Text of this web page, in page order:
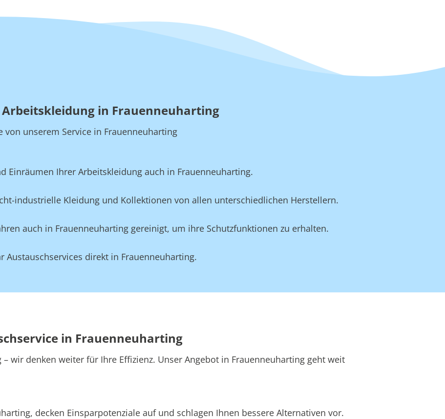
in Frauenneuharting
unserem Service in Frauenneuharting
Einräumen Ihrer Arbeitskleidung auch in Frauenneuharting.
industrielle Kleidung und Kollektionen von allen unterschiedlichen Herstellern.
auch in Frauenneuharting gereinigt, um ihre Schutzfunktionen zu erhalten.
direkt in Frauenneuharting.
in Frauenneuharting
wir denken weiter für Ihre Effizienz. Unser Angebot in Frauenneuharting geht weit
decken Einsparpotenziale auf und schlagen Ihnen bessere Alternativen vor.